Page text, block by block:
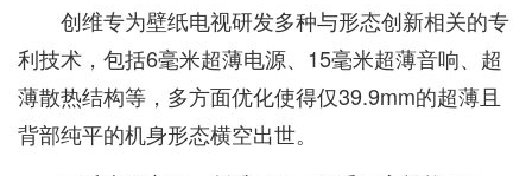
创维专为壁纸电视研发多种与形态创新相关的专
利技术，包括6毫米超薄电源、15毫米超薄音响、超
薄散热结构等，多方面优化使得仅39.9mm的超薄且
背部纯平的机身形态横空出世。